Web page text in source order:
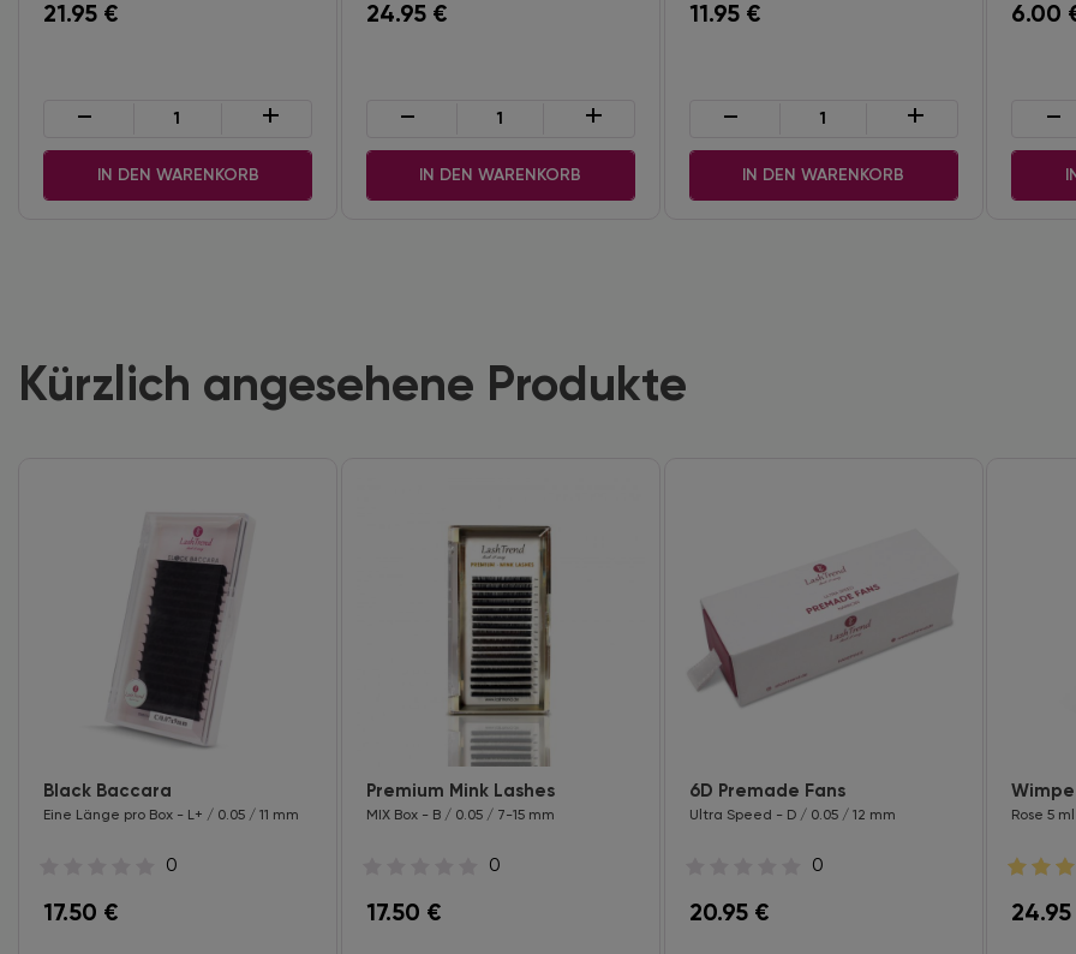
21.95 €
- +
IN DEN WARENKORB
24.95€
- +
IN DEN WARENKORB
11.95€
- +
IN DEN WARENKORB
6.00
-
Kürzlich angesehene Produkte
Black Baccara
Eine Länge pro Box - L+ / 0.05 / 11 mm
0
17.50 €
Premium Mink Lashes
MIX Box - B / 0.05 / 7-15 mm
0
17.50 €
6D Premade Fans
Ultra Speed - D / 0.05 / 12 mm
0
20.95€
Rose 5
24.95